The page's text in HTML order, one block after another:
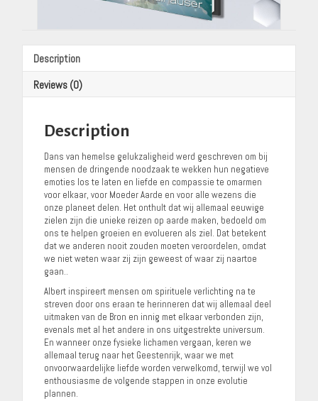
Description
Reviews (0)
Description
Dans van hemelse gelukzaligheid werd geschreven om bij
mensen de dringende noodzaak te wekken hun negatieve
emoties los te laten en liefde en compassie te omarmen
voor elkaar, voor Moeder Aarde en voor alle wezens die
onze planeet delen. Het onthult dat wij allemaal eeuwige
zielen zijn die unieke reizen op aarde maken, bedoeld om
ons te helpen groeien en evolueren als ziel. Dat betekent
dat we anderen nooit zouden moeten veroordelen, omdat
we niet weten waar zij zijn geweest of waar zij naartoe
gaan..
Albert inspireert mensen om spirituele verlichting na te
streven door ons eraan te herinneren dat wij allemaal deel
uitmaken van de Bron en innig met elkaar verbonden zijn,
evenals met al het andere in ons uitgestrekte universum.
En wanneer onze fysieke lichamen vergaan, keren we
allemaal terug naar het Geestenrijk, waar we met
onvoorwaardelijke liefde worden verwelkomd, terwijl we vol
enthousiasme de volgende stappen in onze evolutie
plannen.